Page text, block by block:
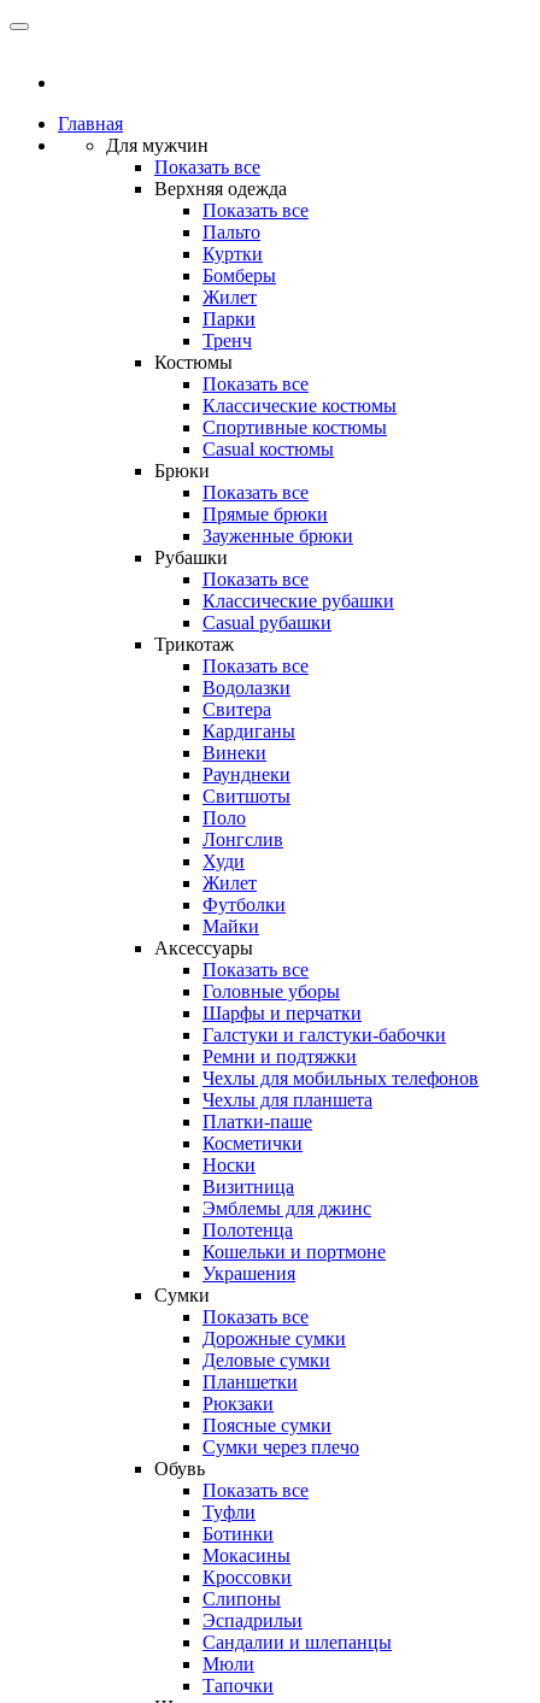
Главная
Для мужчин
Показать все
Верхняя одежда
Показать все
Пальто
Куртки
Бомберы
Жилет
Парки
Тренч
Костюмы
Показать все
Классические костюмы
Спортивные костюмы
Casual костюмы
Брюки
Показать все
Прямые брюки
Зауженные брюки
Рубашки
Показать все
Классические рубашки
Casual рубашки
Трикотаж
Показать все
Водолазки
Свитера
Кардиганы
Винеки
Раунднеки
Свитшоты
Поло
Лонгслив
Худи
Жилет
Футболки
Майки
Аксессуары
Показать все
Головные уборы
Шарфы и перчатки
Галстуки и галстуки-бабочки
Ремни и подтяжки
Чехлы для мобильных телефонов
Чехлы для планшета
Платки-паше
Косметички
Носки
Визитница
Эмблемы для джинс
Полотенца
Кошельки и портмоне
Украшения
Сумки
Показать все
Дорожные сумки
Деловые сумки
Планшетки
Рюкзаки
Поясные сумки
Сумки через плечо
Обувь
Показать все
Туфли
Ботинки
Мокасины
Кроссовки
Слипоны
Эспадрильи
Сандалии и шлепанцы
Мюли
Тапочки